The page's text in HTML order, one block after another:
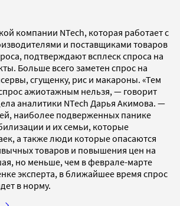
компании NTech, которая работает с
и поставщиками товаров
подтверждают всплеск спроса на
Больше всего заметен спрос на
сгущенку, рис и макароны. «Тем
ажиотажным нельзя, — говорит
аналитики NTech Дарья Акимова. —
наиболее подверженных панике
и их семьи, которые
а также люди которые опасаются
товаров и повышения цен на
но меньше, чем в феврале-марте
эксперта, в ближайшее время спрос
в норму.